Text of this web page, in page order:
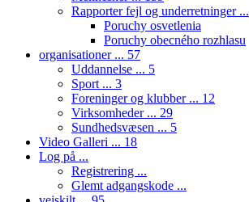
Rapporter fejl og underretninger ...
Poruchy osvetlenia
Poruchy obecného rozhlasu
organisationer ... 57
Uddannelse ... 5
Sport ... 3
Foreninger og klubber ... 12
Virksomheder ... 29
Sundhedsvæsen ... 5
Video Galleri ... 18
Log på ...
Registrering ...
Glemt adgangskode ...